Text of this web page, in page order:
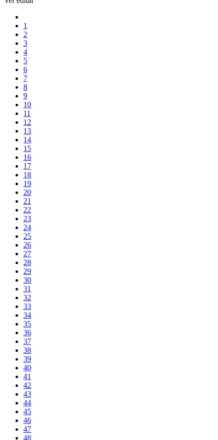
1
2
3
4
5
6
7
8
9
10
11
12
13
14
15
16
17
18
19
20
21
22
23
24
25
26
27
28
29
30
31
32
33
34
35
36
37
38
39
40
41
42
43
44
45
46
47
48